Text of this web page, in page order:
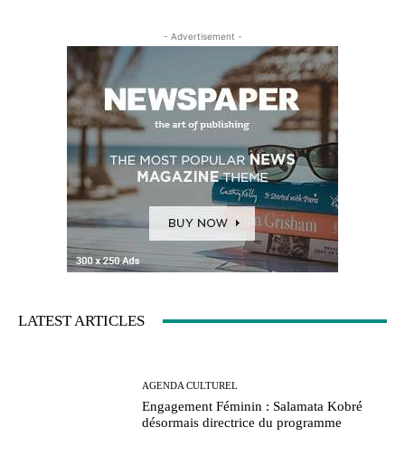
- Advertisement -
LATEST ARTICLES
AGENDA CULTUREL
Engagement Féminin : Salamata Kobré
désormais directrice du programme